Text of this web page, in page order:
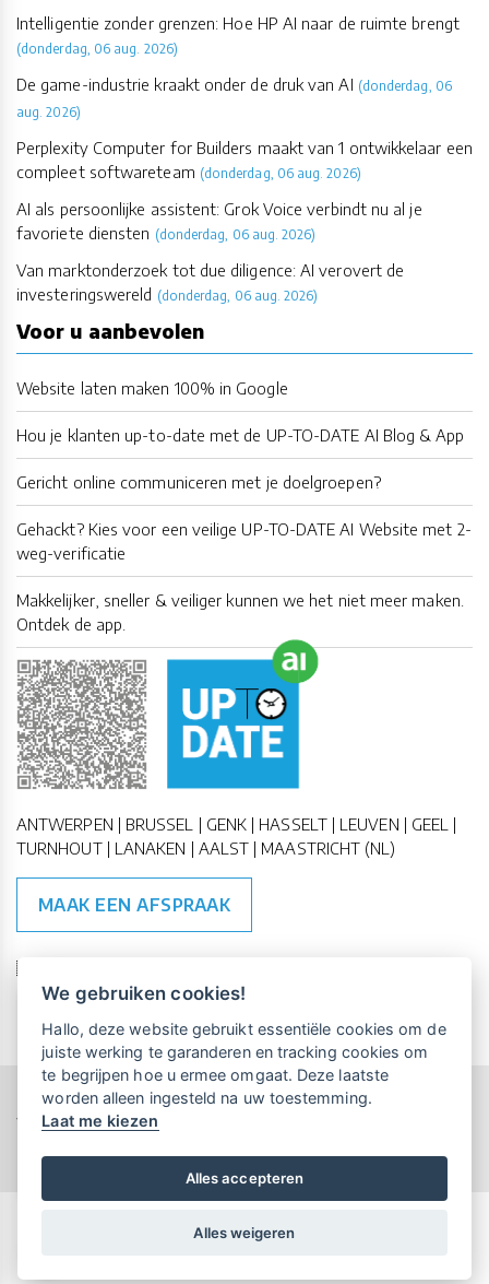
Intelligentie zonder grenzen: Hoe HP AI naar de ruimte brengt
(donderdag, 06 aug. 2026)
De game-industrie kraakt onder de druk van AI (donderdag, 06
aug. 2026)
Perplexity Computer for Builders maakt van 1 ontwikkelaar een
compleet softwareteam (donderdag, 06 aug. 2026)
AI als persoonlijke assistent: Grok Voice verbindt nu al je
favoriete diensten (donderdag, 06 aug. 2026)
Van marktonderzoek tot due diligence: AI verovert de
investeringswereld (donderdag, 06 aug. 2026)
Voor u aanbevolen
Website laten maken 100% in Google
Hou je klanten up-to-date met de UP-TO-DATE AI Blog & App
Gericht online communiceren met je doelgroepen?
Gehackt? Kies voor een veilige UP-TO-DATE AI Website met 2-
weg-verificatie
Makkelijker, sneller & veiliger kunnen we het niet meer maken.
Ontdek de app.
ANTWERPEN | BRUSSEL | GENK | HASSELT | LEUVEN | GEEL |
TURNHOUT | LANAKEN | AALST | MAASTRICHT (NL)
MAAK EEN AFSPRAAK
🇪🇺 🇧🇪
Copyright All Rights Reserved © 2015-2026 UP-TO-DATE
WebDesign
Privacy & Cookies
Locations Algemene Voorwaarden
We gebruiken cookies!
Hallo, deze website gebruikt essentiële cookies om de
juiste werking te garanderen en tracking cookies om
te begrijpen hoe u ermee omgaat. Deze laatste
worden alleen ingesteld na uw toestemming.
Laat me kiezen
Alles accepteren
Alles weigeren
Vrijblijvende kennismaking?Boek
een persoonlijke demo.
Maandelijks gratis opleidingen
voor UP-TO-DATE Klanten: